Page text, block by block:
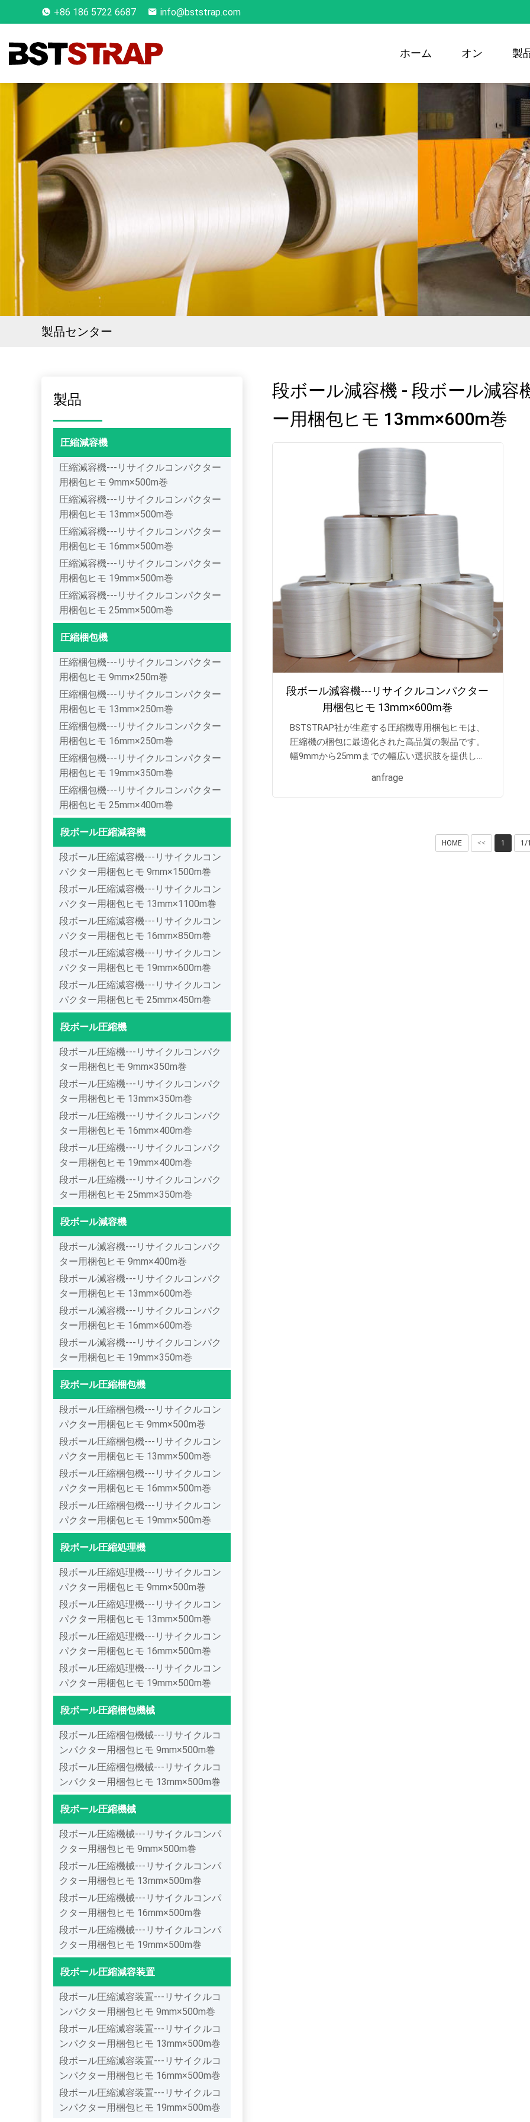
+86 186 5722 6687 info@bststrap.com
ホーム オン 製
製品センター
製品
圧縮減容機
圧縮減容機---リサイクルコンパクター
用梱包ヒモ 9mm×500m巻
圧縮減容機---リサイクルコンパクター
用梱包ヒモ 13mm×500m巻
圧縮減容機---リサイクルコンパクター
用梱包ヒモ 16mm×500m巻
圧縮減容機---リサイクルコンパクター
用梱包ヒモ 19mm×500m巻
圧縮減容機---リサイクルコンパクター
用梱包ヒモ 25mm×500m巻
圧縮梱包機
圧縮梱包機---リサイクルコンパクター
用梱包ヒモ 9mm×250m巻
圧縮梱包機---リサイクルコンパクター
用梱包ヒモ 13mm×250m巻
圧縮梱包機---リサイクルコンパクター
用梱包ヒモ 16mm×250m巻
圧縮梱包機---リサイクルコンパクター
用梱包ヒモ 19mm×350m巻
圧縮梱包機---リサイクルコンパクター
用梱包ヒモ 25mm×400m巻
段ボール圧縮減容機
段ボール圧縮減容機---リサイクルコン
パクター用梱包ヒモ 9mm×1500m巻
段ボール圧縮減容機---リサイクルコン
パクター用梱包ヒモ 13mm×1100m巻
段ボール圧縮減容機---リサイクルコン
パクター用梱包ヒモ 16mm×850m巻
段ボール圧縮減容機---リサイクルコン
パクター用梱包ヒモ 19mm×600m巻
段ボール圧縮減容機---リサイクルコン
パクター用梱包ヒモ 25mm×450m巻
段ボール圧縮機
段ボール圧縮機---リサイクルコンパク
ター用梱包ヒモ 9mm×350m巻
段ボール圧縮機---リサイクルコンパク
ター用梱包ヒモ 13mm×350m巻
段ボール圧縮機---リサイクルコンパク
ター用梱包ヒモ 16mm×400m巻
段ボール圧縮機---リサイクルコンパク
ター用梱包ヒモ 19mm×400m巻
段ボール圧縮機---リサイクルコンパク
ター用梱包ヒモ 25mm×350m巻
段ボール減容機
段ボール減容機---リサイクルコンパク
ター用梱包ヒモ 9mm×400m巻
段ボール減容機---リサイクルコンパク
ター用梱包ヒモ 13mm×600m巻
段ボール減容機---リサイクルコンパク
ター用梱包ヒモ 16mm×600m巻
段ボール減容機---リサイクルコンパク
ター用梱包ヒモ 19mm×350m巻
段ボール圧縮梱包機
段ボール圧縮梱包機---リサイクルコン
パクター用梱包ヒモ 9mm×500m巻
段ボール圧縮梱包機---リサイクルコン
パクター用梱包ヒモ 13mm×500m巻
段ボール圧縮梱包機---リサイクルコン
パクター用梱包ヒモ 16mm×500m巻
段ボール圧縮梱包機---リサイクルコン
パクター用梱包ヒモ 19mm×500m巻
段ボール圧縮処理機
段ボール圧縮処理機---リサイクルコン
パクター用梱包ヒモ 9mm×500m巻
段ボール圧縮処理機---リサイクルコン
パクター用梱包ヒモ 13mm×500m巻
段ボール圧縮処理機---リサイクルコン
パクター用梱包ヒモ 16mm×500m巻
段ボール圧縮処理機---リサイクルコン
パクター用梱包ヒモ 19mm×500m巻
段ボール圧縮梱包機械
段ボール圧縮梱包機械---リサイクルコ
ンパクター用梱包ヒモ 9mm×500m巻
段ボール圧縮梱包機械---リサイクルコ
ンパクター用梱包ヒモ 13mm×500m巻
段ボール圧縮機械
段ボール圧縮機械---リサイクルコンパ
クター用梱包ヒモ 9mm×500m巻
段ボール圧縮機械---リサイクルコンパ
クター用梱包ヒモ 13mm×500m巻
段ボール圧縮機械---リサイクルコンパ
クター用梱包ヒモ 16mm×500m巻
段ボール圧縮機械---リサイクルコンパ
クター用梱包ヒモ 19mm×500m巻
段ボール圧縮減容装置
段ボール圧縮減容装置---リサイクルコ
ンパクター用梱包ヒモ 9mm×500m巻
段ボール圧縮減容装置---リサイクルコ
ンパクター用梱包ヒモ 13mm×500m巻
段ボール圧縮減容装置---リサイクルコ
ンパクター用梱包ヒモ 16mm×500m巻
段ボール圧縮減容装置---リサイクルコ
ンパクター用梱包ヒモ 19mm×500m巻
段ボール減容機 - 段ボール減容
ー用梱包ヒモ 13mm×600m巻
段ボール減容機---リサイクルコンパクター
用梱包ヒモ 13mm×600m巻
BSTSTRAP社が生産する圧縮機専用梱包ヒモは、
圧縮機の梱包に最適化された高品質の製品です。
幅9mmから25mmまでの幅広い選択肢を提供し、
定して梱包するのに十分な長さと強度を提供しま
す。
anfrage
HOME << 1 1/1